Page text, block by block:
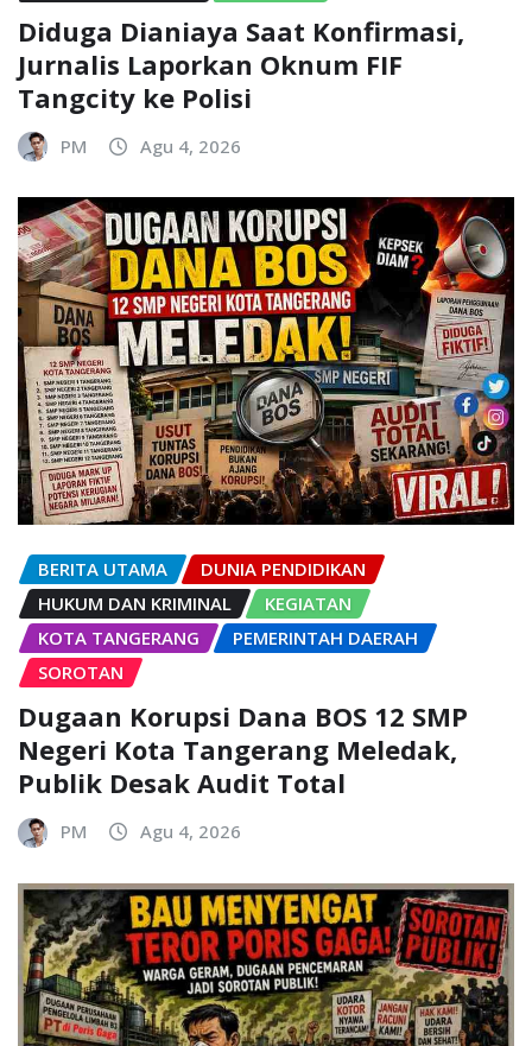
Diduga Dianiaya Saat Konfirmasi,
Jurnalis Laporkan Oknum FIF
Tangcity ke Polisi
PM Agu 4, 2026
BERITA UTAMA
DUNIA PENDIDIKAN
HUKUM DAN KRIMINAL
KEGIATAN
KOTA TANGERANG
PEMERINTAH DAERAH
SOROTAN
Dugaan Korupsi Dana BOS 12 SMP
Negeri Kota Tangerang Meledak,
Publik Desak Audit Total
PM Agu 4, 2026